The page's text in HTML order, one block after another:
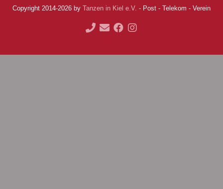
Copyright 2014-2026 by Tanzen in Kiel e.V. - Post - Telekom - Verein